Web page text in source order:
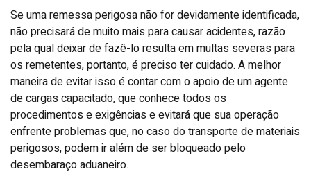
Se uma remessa perigosa não for devidamente identificada,
não precisará de muito mais para causar acidentes, razão
pela qual deixar de fazê-lo resulta em multas severas para
os remetentes, portanto, é preciso ter cuidado. A melhor
maneira de evitar isso é contar com o apoio de um agente
de cargas capacitado, que conhece todos os
procedimentos e exigências e evitará que sua operação
enfrente problemas que, no caso do transporte de materiais
perigosos, podem ir além de ser bloqueado pelo
desembaraço aduaneiro.